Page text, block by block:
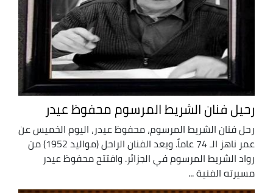
رحيل فنان الشريط المرسوم محفوظ عيدر
رحل فنان الشريط المرسوم، محفوظ عيدر، اليوم الخميس عن
عمر ناهز الـ 74 عاماً. ويعد الفنان الراحل (مواليد 1952) من
رواد الشريط المرسوم في الجزائر. وافتتح محفوظ عيدر
مسيرته الفنية ...